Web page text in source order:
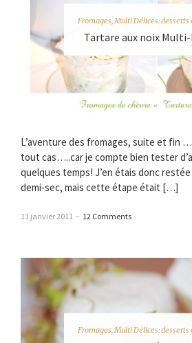
Fromages, Multi Délices: desserts
Tartare aux noix
L’aventure des fromages, suite et fin
tout cas…..car je compte bien tester
quelques temps! J’en étais donc
demi-sec, mais cette étape était […]
11 janvier 2011 – 12 Comments
Fromages, Multi Délices: desserts